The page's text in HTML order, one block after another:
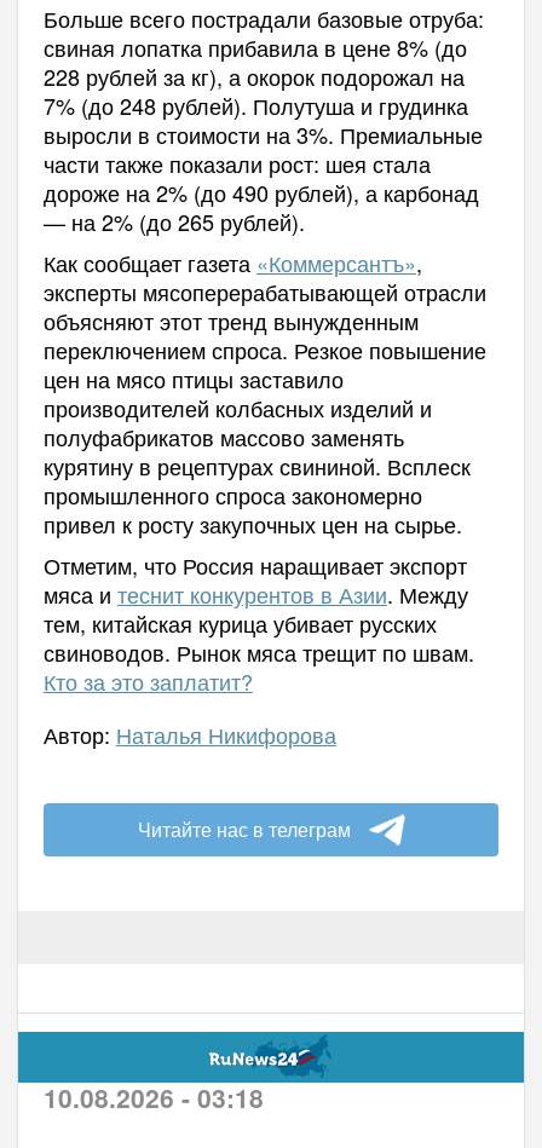
Больше всего пострадали базовые отруба:
свиная лопатка прибавила в цене 8% (до
228 рублей за кг), а окорок подорожал на
7% (до 248 рублей). Полутуша и грудинка
выросли в стоимости на 3%. Премиальные
части также показали рост: шея стала
дороже на 2% (до 490 рублей), а карбонад
— на 2% (до 265 рублей).
Как сообщает газета «Коммерсантъ»,
эксперты мясоперерабатывающей отрасли
объясняют этот тренд вынужденным
переключением спроса. Резкое повышение
цен на мясо птицы заставило
производителей колбасных изделий и
полуфабрикатов массово заменять
курятину в рецептурах свининой. Всплеск
промышленного спроса закономерно
привел к росту закупочных цен на сырье.
Отметим, что Россия наращивает экспорт
мяса и теснит конкурентов в Азии. Между
тем, китайская курица убивает русских
свиноводов. Рынок мяса трещит по швам.
Кто за это заплатит?
Автор: Наталья Никифорова
Читайте нас в телеграм
10.08.2026 - 03:18